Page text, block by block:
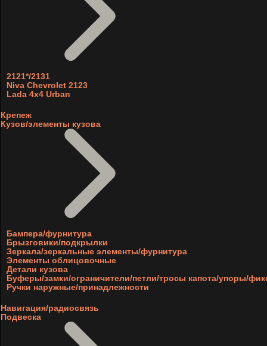
2121*/2131
Niva Chevrolet 2123
Lada 4x4 Urban
Крепеж
Кузов/элементы кузова
Бампера/фурнитура
Брызговики/подкрылки
Зеркала/зеркальные элементы/фурнитура
Элементы облицовочные
Детали кузова
Буферы/замки/ограничители/петли/тросы капота/упоры/
Ручки наружные/принадлежности
Навигация/радиосвязь
Подвеска